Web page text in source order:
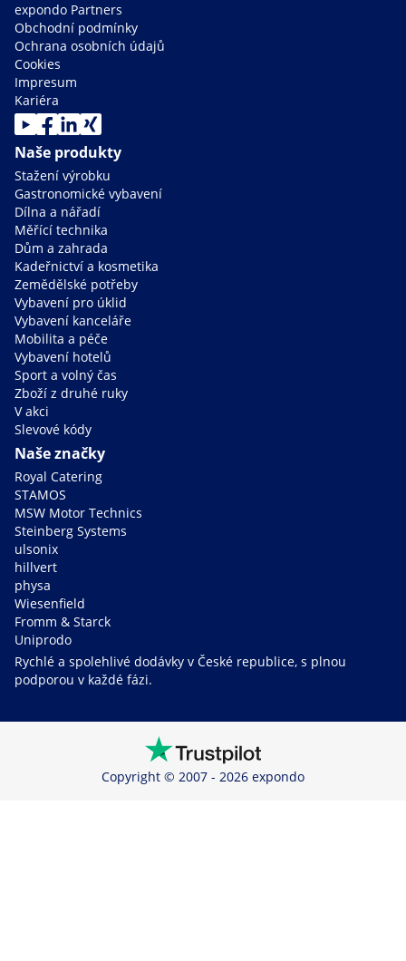
expondo Partners
Obchodní podmínky
Ochrana osobních údajů
Cookies
Impresum
Kariéra
Naše produkty
Stažení výrobku
Gastronomické vybavení
Dílna a nářadí
Měřící technika
Dům a zahrada
Kadeřnictví a kosmetika
Zemědělské potřeby
Vybavení pro úklid
Vybavení kanceláře
Mobilita a péče
Vybavení hotelů
Sport a volný čas
Zboží z druhé ruky
V akci
Slevové kódy
Naše značky
Royal Catering
STAMOS
MSW Motor Technics
Steinberg Systems
ulsonix
hillvert
physa
Wiesenfield
Fromm & Starck
Uniprodo
Rychlé a spolehlivé dodávky v České republice, s plnou
podporou v každé fázi.
Copyright © 2007 - 2026 expondo